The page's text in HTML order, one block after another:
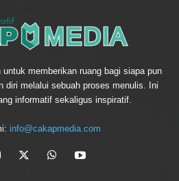
memberikan ruang bagi siapa pun
diri melalui sebuah proses menulis. Ini
informatif sekaligus inspiratif.
info@cakapmedia.com